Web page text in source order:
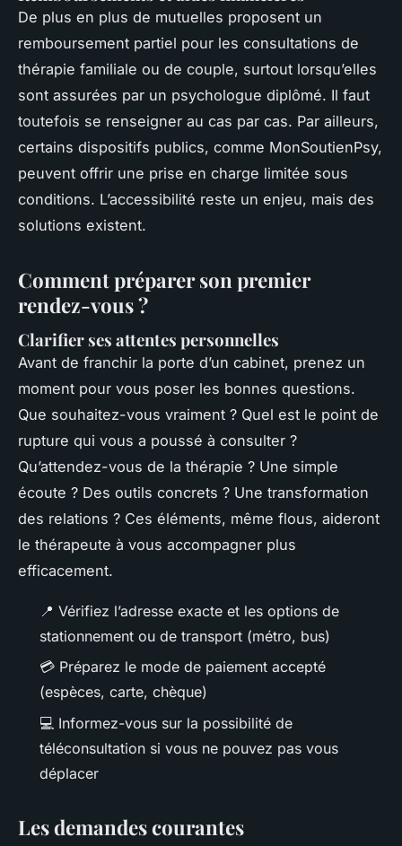
De plus en plus de mutuelles proposent un
remboursement partiel pour les consultations de
thérapie familiale ou de couple, surtout lorsqu’elles
sont assurées par un psychologue diplômé. Il faut
toutefois se renseigner au cas par cas. Par ailleurs,
certains dispositifs publics, comme MonSoutienPsy,
peuvent offrir une prise en charge limitée sous
conditions. L’accessibilité reste un enjeu, mais des
solutions existent.
Comment préparer son premier
rendez-vous ?
Clarifier ses attentes personnelles
Avant de franchir la porte d’un cabinet, prenez un
moment pour vous poser les bonnes questions.
Que souhaitez-vous vraiment ? Quel est le point de
rupture qui vous a poussé à consulter ?
Qu’attendez-vous de la thérapie ? Une simple
écoute ? Des outils concrets ? Une transformation
des relations ? Ces éléments, même flous, aideront
le thérapeute à vous accompagner plus
efficacement.
📍 Vérifiez l’adresse exacte et les options de
stationnement ou de transport (métro, bus)
💳 Préparez le mode de paiement accepté
(espèces, carte, chèque)
💻 Informez-vous sur la possibilité de
téléconsultation si vous ne pouvez pas vous
déplacer
Les demandes courantes